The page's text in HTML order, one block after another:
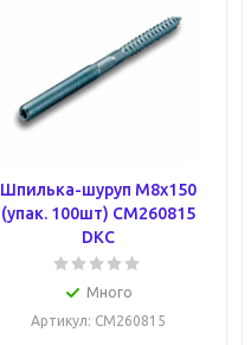
Шпилька-шуруп M8х150
(упак. 100шт) CM260815
DKC
Много
Артикул: CM260815